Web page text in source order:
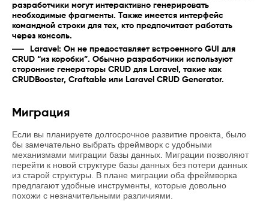
разработчики могут интерактивно генерировать
необходимые фрагменты. Также имеется интерфейс
командной строки для тех, кто предпочитает работать
через консоль.
Laravel: Он не предоставляет встроенного GUI для
CRUD “из коробки”. Обычно разработчики используют
сторонние генераторы CRUD для Laravel, такие как
CRUDBooster, Craftable или Laravel CRUD Generator.
Миграция
Если вы планируете долгосрочное развитие проекта, было
бы замечательно выбрать фреймворк с удобными
механизмами миграции базы данных. Миграции позволяют
перейти к новой структуре базы данных без потери данных
из старой структуры. В плане миграции оба фреймворка
предлагают удобные инструменты, которые довольно
похожи с незначительными различиями.